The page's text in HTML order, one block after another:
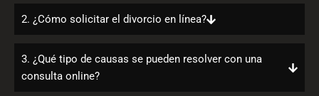
2. ¿Cómo solicitar el divorcio en línea?
3. ¿Qué tipo de causas se pueden resolver con una
consulta online?